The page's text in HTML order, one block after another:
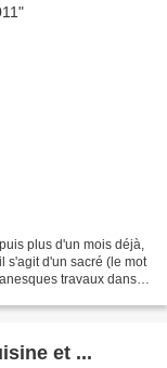
plus d'un mois déjà,
s'agit d'un sacré (le mot
travaux dans
et ...